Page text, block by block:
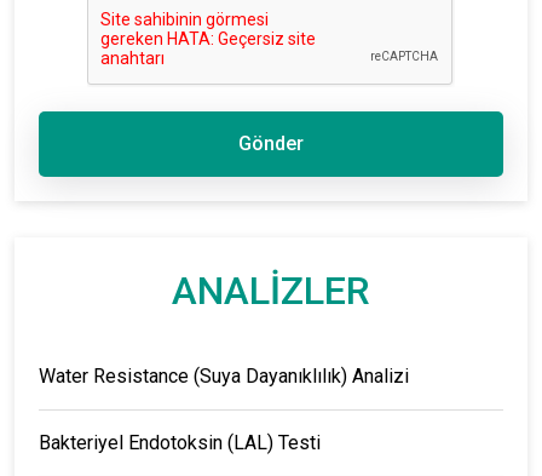
Gönder
ANALİZLER
Water Resistance (Suya Dayanıklılık) Analizi
Bakteriyel Endotoksin (LAL) Testi